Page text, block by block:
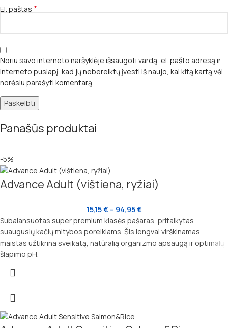
El. paštas *
Noriu savo interneto naršyklėje išsaugoti vardą, el. pašto adresą ir
interneto puslapį, kad jų nebereiktų įvesti iš naujo, kai kitą kartą vėl
norėsiu parašyti komentarą.
Panašūs produktai
-5%
Advance Adult (vištiena, ryžiai)
15,15€ – 94,95€
Subalansuotas super premium klasės pašaras, pritaikytas
suaugusių kačių mitybos poreikiams. Šis lengvai virškinamas
maistas užtikrina sveikatą, natūralią organizmo apsaugą ir optimalų
šlapimo pH.